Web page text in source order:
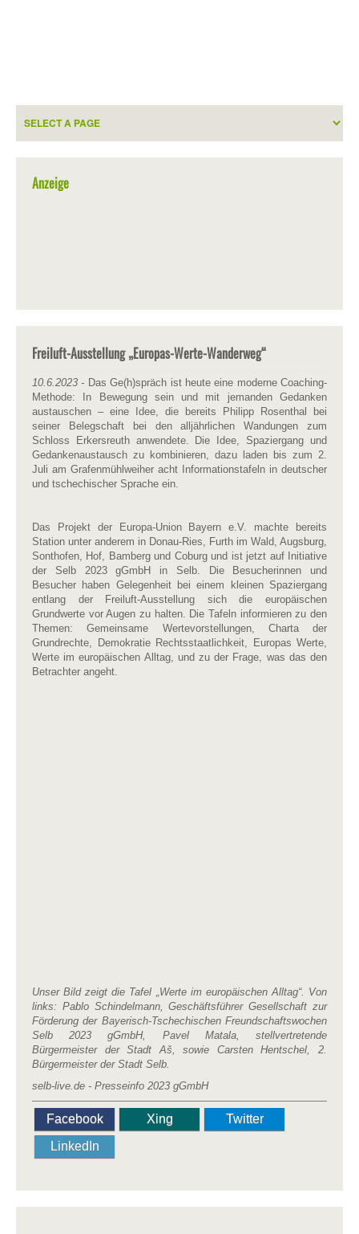
Anzeige
Freiluft-Ausstellung „Europas-Werte-Wanderweg“
10.6.2023 - Das Ge(h)spräch ist heute eine moderne Coaching-
Methode: In Bewegung sein und mit jemanden Gedanken
austauschen – eine Idee, die bereits Philipp Rosenthal bei
seiner Belegschaft bei den alljährlichen Wandungen zum
Schloss Erkersreuth anwendete. Die Idee, Spaziergang und
Gedankenaustausch zu kombinieren, dazu laden bis zum 2.
Juli am Grafenmühlweiher acht Informationstafeln in deutscher
und tschechischer Sprache ein.
Das Projekt der Europa-Union Bayern e.V. machte bereits
Station unter anderem in Donau-Ries, Furth im Wald, Augsburg,
Sonthofen, Hof, Bamberg und Coburg und ist jetzt auf Initiative
der Selb 2023 gGmbH in Selb. Die Besucherinnen und
Besucher haben Gelegenheit bei einem kleinen Spaziergang
entlang der Freiluft-Ausstellung sich die europäischen
Grundwerte vor Augen zu halten. Die Tafeln informieren zu den
Themen: Gemeinsame Wertevorstellungen, Charta der
Grundrechte, Demokratie Rechtsstaatlichkeit, Europas Werte,
Werte im europäischen Alltag, und zu der Frage, was das den
Betrachter angeht.
Unser Bild zeigt die Tafel „Werte im europäischen Alltag“. Von
links: Pablo Schindelmann, Geschäftsführer Gesellschaft zur
Förderung der Bayerisch-Tschechischen Freundschaftswochen
Selb 2023 gGmbH, Pavel Matala, stellvertretende
Bürgermeister der Stadt Aš, sowie Carsten Hentschel, 2.
Bürgermeister der Stadt Selb.
selb-live.de - Presseinfo 2023 gGmbH
Facebook Xing
Twitter
LinkedIn